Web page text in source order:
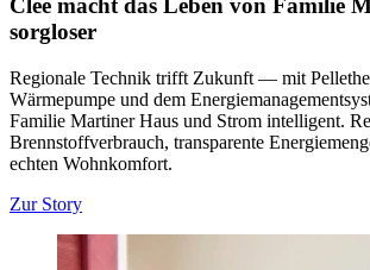
Clee macht das Leben von Familie
sorgloser
Regionale Technik trifft Zukunft — mit
Wärmepumpe und dem
Familie Martiner Haus und Strom intelligent.
Brennstoffverbrauch, transparente
echten Wohnkomfort.
Zur Story